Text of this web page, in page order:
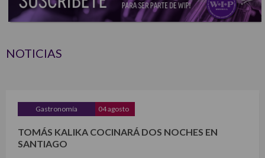
NOTICIAS
Gastronomía 04 agosto
TOMÁS KALIKA COCINARÁ DOS NOCHES EN
SANTIAGO